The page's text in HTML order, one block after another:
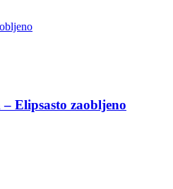
Elipsasto zaobljeno